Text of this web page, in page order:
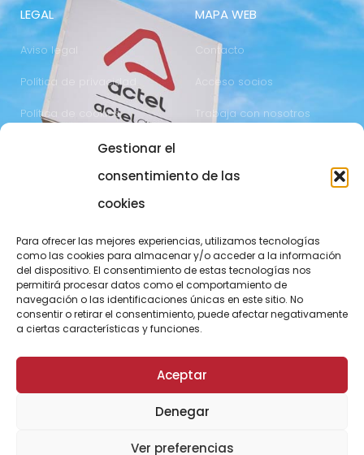
Gestionar el
consentimiento de las
cookies
Para ofrecer las mejores experiencias, utilizamos tecnologías
como las cookies para almacenar y/o acceder a la información
del dispositivo. El consentimiento de estas tecnologías nos
permitirá procesar datos como el comportamiento de
navegación o las identificaciones únicas en este sitio. No
consentir o retirar el consentimiento, puede afectar negativamente
a ciertas características y funciones.
Aceptar
Denegar
Ver preferencias
LEGAL
Aviso legal
Política de privacidad
Política de cookies
MAPA WEB
Contacto
Acceso socios
Trabaja con nosotros
973 700 800
actel@actel.es
25196 Lleida
comunicacio@actel.es
CONOCE NOVACOOP